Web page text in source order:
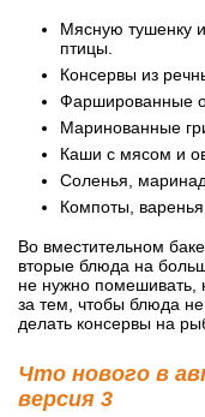
Мясную тушенку
птицы.
Консервы из
Фаршированные
Маринованные
Каши с мясом и
Соленья,
Компоты,
Во вместительном
вторые блюда на
не нужно помешивать,
за тем, чтобы блюда
делать консервы на
Что нового в
версия 3